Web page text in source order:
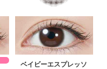
ベイビーエスプレッソ